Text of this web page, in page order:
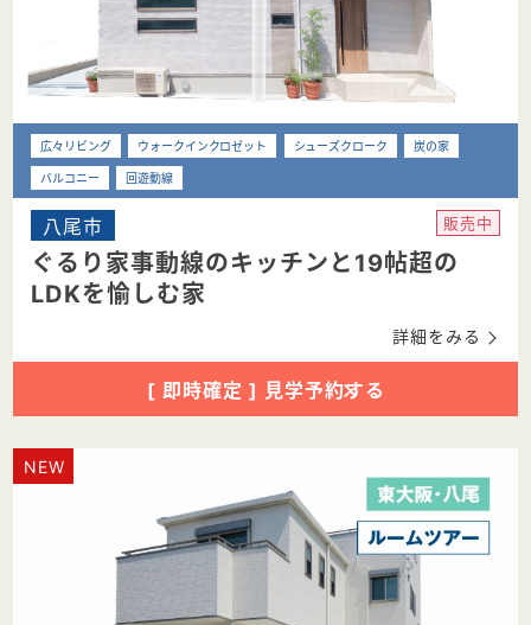
広々リビング ウォークインクロゼット シューズクローク
炭の家
バルコニー
回遊動線
八尾市 販売中
ぐるり家事動線のキッチンと19帖超の
LDKを愉しむ家
詳細をみる
[ 即時確定 ] 見学予約する